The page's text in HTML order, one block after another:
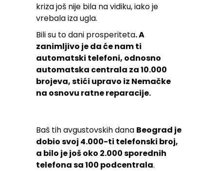
kriza još nije bila na vidiku, iako je
vrebala iza ugla.
Bili su to dani prosperiteta. A
zanimljivo je da će nam ti
automatski telefoni, odnosno
automatska centrala za 10.000
brojeva, stići upravo iz Nemačke
na osnovu ratne reparacije.
Baš tih avgustovskih dana Beograd je
dobio svoj 4.000-ti telefonski broj,
a bilo je još oko 2.000 sporednih
telefona sa 100 podcentrala.